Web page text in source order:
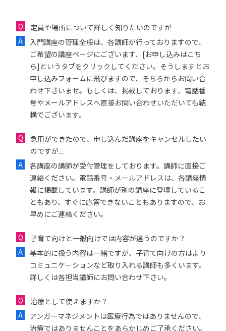
定員や場所について詳しく知りたいのですが
入門講座の管理全般は、各講師が行っておりますので、
ご希望の講座ページにございます、[お申し込みはこち
ら]というタブをクリックしてください。そうしますとお
申し込みフォームに飛びますので、そちらからお問い合
わせ下さいませ。もしくは、掲載しております、電話番
号やメールアドレスへ直接お問い合わせいただいても結
構でございます。
急用ができたので、申し込んだ講座をキャンセルしたい
のですが...
各講座の講師が受付管理をしております。講師に直接ご
連絡ください。電話番号・メールアドレスは、各講座情
報に掲載しています。講師が別の講座に登壇しているこ
ともあり、すぐに応答できないこともありますので、お
早めにご連絡ください。
子育て向けと一般向けでは内容が違うのですか？
基本的に扱う内容は一緒ですが、子育て向けの方はより
コミュニケーションなど取り入れる講師も多くいます。
詳しくは各担当講師にお問い合わせ下さい。
治療として使えますか？
アンガーマネジメントは医療行為ではありませんので、
治療ではありませんことをあらかじめご了承ください。